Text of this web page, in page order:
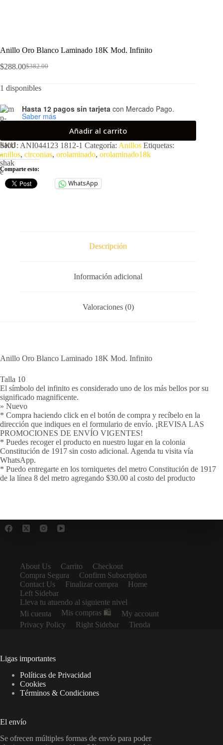
Anillo Oro Blanco Laminado 18K Mod. Infinito
$382.00
El
original
$382.00.
$288.00El
actual
$288.00.
1 disponibles
Hasta 12 pagos sin tarjeta con Mercado Pago.
Saber más
Añadir al carrito
SKU: ANI044123 1812-1 Categoría: Anillos Etiquetas:
anillos, circonias, orolaminado, orolaminado18k
Comparte esto:
WhatsApp
Descripción
Información adicional
Valoraciones (0)
Anillo Oro Blanco Laminado 18K Mod. Infinito
Talla 10
El símbolo del infinito es considerado uno de los más bellos por su
significado magnificente.
» Nuevo
* Compra haciendo click en el botón de compra y recíbelo en la
dirección que indiques en el formulario de envío. ¡REVISA LAS
PROMOCIONES DE ENVÍO VIGENTES!
* Puedes recoger el producto en nuestro lugar en la colonia
Constitución de 1917 sin costo adicional. Agenda tu visita vía
WhatsApp.
* Puedo entregarte en los torniquetes del metro Constitución de 1917
de la línea 8 del metro agregando $30.00 al costo del producto
About Us Carrito
Checkout
Compra Segura
Confirm Subscription
Contact Us
Finalizar compra
Home
Left Sidebar
Lleva tu atuendo al siguiente nivel
Mi cuenta
Mis compras 🛍️
My account
Privacy Policy
Right Sidebar Tienda
Ligas importantes
Políticas de Privacidad
Cookies
Términos & Condiciones
El envío
Se ofrecen múltiples formas de envío para poder